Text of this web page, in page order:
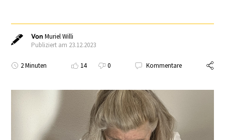
VonMuriel Willi
Publiziert am 23.12.2023
2 Minuten 14 0 Kommentare